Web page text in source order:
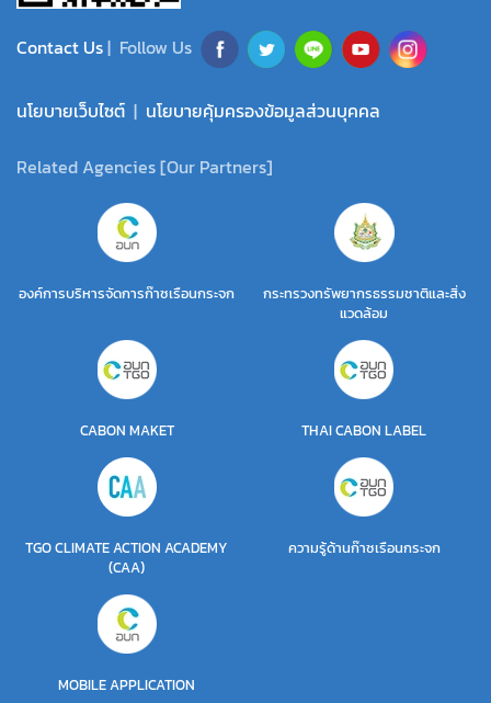
Contact Us| Follow Us
นโยบายเว็บไซต์ | นโยบายคุ้มครองข้อมูลส่วนบุคคล
Related Agencies [Our Partners]
องค์การบริหารจัดการก๊าซเรือนกระจก
กระทรวงทรัพยากรธรรมชาติและสิ่ง
แวดล้อม
CABON MAKET THAI CABON LABEL
TGO CLIMATE ACTION ACADEMY
(CAA)
ความรู้ด้านก๊าซเรือนกระจก
MOBILE APPLICATION